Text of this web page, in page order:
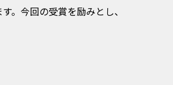
。今回の受賞を励みとし、